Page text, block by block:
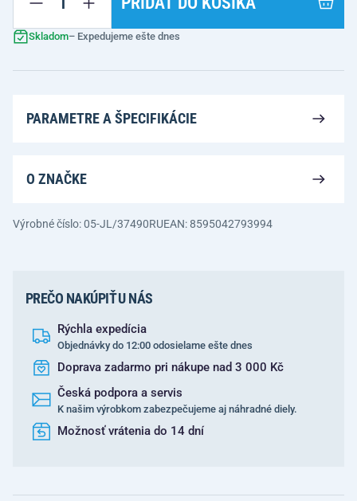
Skladom– Expedujeme ešte dnes
PARAMETRE A ŠPECIFIKÁCIE
O ZNAČKE
Výrobné číslo: 05-JL/37490RUEAN: 8595042793994
PREČO NAKÚPIŤ U NÁS
Rýchla expedícia
Objednávky do 12:00 odosielame ešte dnes
Doprava zadarmo pri nákupe nad 3 000 Kč
Česká podpora a servis
K našim výrobkom zabezpečujeme aj náhradné diely.
Možnosť vrátenia do 14 dní